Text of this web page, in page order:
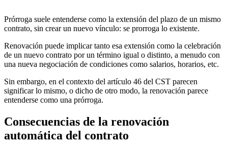
Prórroga suele entenderse como la extensión del plazo de un mismo
contrato, sin crear un nuevo vínculo: se prorroga lo existente.
Renovación puede implicar tanto esa extensión como la celebración
de un nuevo contrato por un término igual o distinto, a menudo con
una nueva negociación de condiciones como salarios, horarios, etc.
Sin embargo, en el contexto del artículo 46 del CST parecen
significar lo mismo, o dicho de otro modo, la renovación parece
entenderse como una prórroga.
Consecuencias de la renovación
automática del contrato